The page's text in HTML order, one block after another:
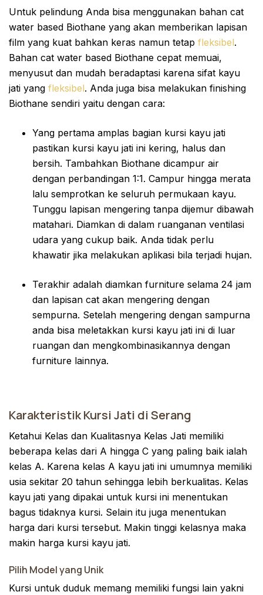
Untuk pelindung Anda bisa menggunakan bahan cat
water based Biothane yang akan memberikan lapisan
film yang kuat bahkan keras namun tetap fleksibel.
Bahan cat water based Biothane cepat memuai,
menyusut dan mudah beradaptasi karena sifat kayu
jati yang fleksibel. Anda juga bisa melakukan finishing
Biothane sendiri yaitu dengan cara:
Yang pertama amplas bagian kursi kayu jati
pastikan kursi kayu jati ini kering, halus dan
bersih. Tambahkan Biothane dicampur air
dengan perbandingan 1:1. Campur hingga merata
lalu semprotkan ke seluruh permukaan kayu.
Tunggu lapisan mengering tanpa dijemur dibawah
matahari. Diamkan di dalam ruanganan ventilasi
udara yang cukup baik. Anda tidak perlu
khawatir jika melakukan aplikasi bila terjadi hujan.
Terakhir adalah diamkan furniture selama 24 jam
dan lapisan cat akan mengering dengan
sempurna. Setelah mengering dengan sampurna
anda bisa meletakkan kursi kayu jati ini di luar
ruangan dan mengkombinasikannya dengan
furniture lainnya.
Karakteristik Kursi Jati di Serang
Ketahui Kelas dan Kualitasnya Kelas Jati memiliki
beberapa kelas dari A hingga C yang paling baik ialah
kelas A. Karena kelas A kayu jati ini umumnya memiliki
usia sekitar 20 tahun sehingga lebih berkualitas. Kelas
kayu jati yang dipakai untuk kursi ini menentukan
bagus tidaknya kursi. Selain itu juga menentukan
harga dari kursi tersebut. Makin tinggi kelasnya maka
makin harga kursi kayu jati.
Pilih Model yang Unik
Kursi untuk duduk memang memiliki fungsi lain yakni